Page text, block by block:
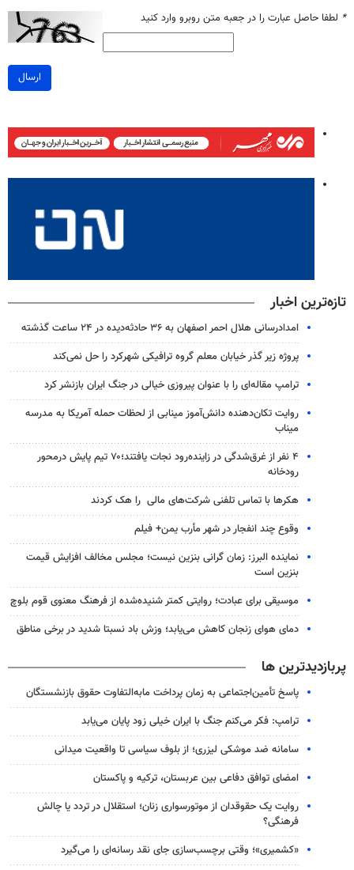
* لطفا حاصل عبارت را در جعبه متن روبرو وارد کنید
ارسال
تازه‌ترین اخبار
امدادرسانی هلال احمر اصفهان به ۳۶ حادثه‌دیده در ۲۴ ساعت گذشته
پروژه زیر گذر خیابان معلم گروه ترافیکی شهرکرد را حل نمی‌کند
ترامپ مقاله‌ای را با عنوان پیروزی خیالی در جنگ ایران بازنشر کرد
روایت تکان‌دهنده دانش‌آموز مینابی از لحظات حمله آمریکا به مدرسه
میناب
۴ نفر از غرق‌شدگی در زاینده‌رود نجات یافتند؛۷۰ تیم پایش درمحور
رودخانه
هکرها با تماس تلفنی شرکت‌های مالی را هک کردند
وقوع چند انفجار در شهر مأرب یمن+ فیلم
نماینده البرز: زمان گرانی بنزین نیست؛ مجلس مخالف افزایش قیمت
بنزین است
موسیقی برای عبادت؛ روایتی کمتر شنیده‌شده از فرهنگ معنوی قوم بلوچ
دمای هوای زنجان کاهش می‌یابد؛ وزش باد نسبتا شدید در برخی مناطق
پربازدیدترین ها
پاسخ تأمین‌اجتماعی به زمان پرداخت مابه‌التفاوت حقوق بازنشستگان
ترامپ: فکر می‌کنم جنگ با ایران خیلی زود پایان می‌یابد
سامانه ضد موشکی لیزری؛ از بلوف سیاسی تا واقعیت میدانی
امضای توافق دفاعی بین عربستان، ترکیه و پاکستان
روایت یک حقوقدان از موتورسواری زنان؛ استقلال در تردد یا چالش
فرهنگی؟
«کشمیری»؛ وقتی برچسب‌سازی جای نقد رسانه‌ای را می‌گیرد